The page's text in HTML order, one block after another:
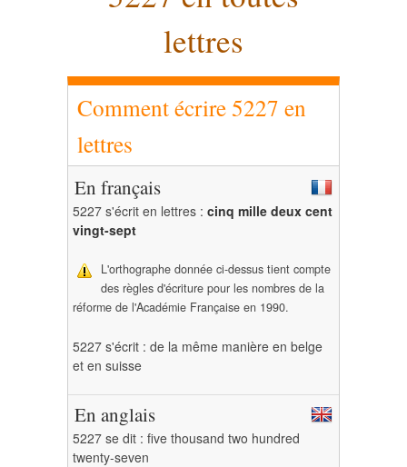
lettres
Comment écrire 5227 en
lettres
En français
5227 s'écrit en lettres : cinq mille deux cent
vingt-sept
L'orthographe donnée ci-dessus tient compte
des règles d'écriture pour les nombres de la
réforme de l'Académie Française en 1990.
5227 s'écrit : de la même manière en belge
et en suisse
En anglais
5227 se dit : five thousand two hundred
twenty-seven